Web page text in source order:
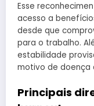
Esse
acesso a
desde que
para o trabalho.
estabilidade
motivo de doença
Principais